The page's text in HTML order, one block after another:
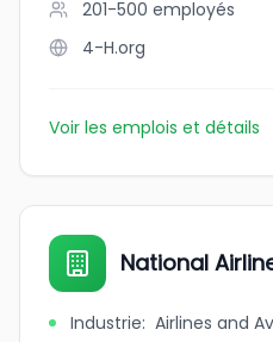
201-500 employés
4-H.org
Voir les emplois et détails
National
Industrie: Airlines and